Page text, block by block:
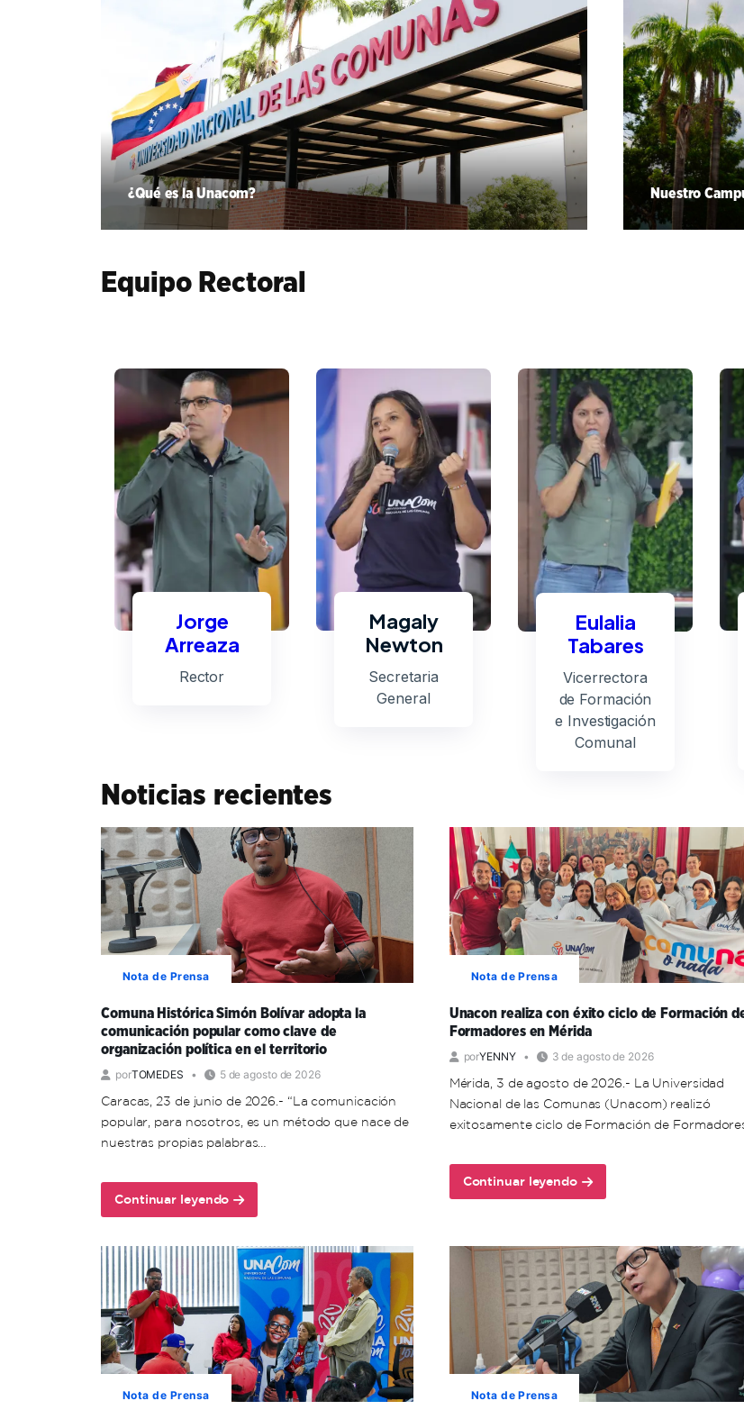
¿Qué es la Unacom? Nuestro
Equipo Rectoral
Jorge
Arreaza
Rector
Magaly
Newton
Secretaria
General
Eulalia
Tabares
Vicerrectora
de Formación
e Investigación
Comunal
Noticias recientes
Nota de Prensa
Comuna Histórica Simón Bolívar adopta la
comunicación popular como clave de
organización política en el territorio
porTOMEDES 5 de agosto de 2026
Caracas, 23 de junio de 2026.- “La comunicación
popular, para nosotros, es un método que nace de
nuestras propias palabras…
Continuar leyendo
about
Histórica
Simón
Bolívar
adopta
la
comunicación
popular
como
clave
Nota de Prensa
Unacon realiza con éxito ciclo de Formación
Formadores en Mérida
porYENNY 3 de agosto de 2026
Mérida, 3 de agosto de 2026.- La Universidad
Nacional de las Comunas (Unacom) realizó
exitosamente ciclo de Formación de
Continuar leyendo
about
con
Formación
Formadores
en
Mérida
Nota de Prensa Nota de Prensa